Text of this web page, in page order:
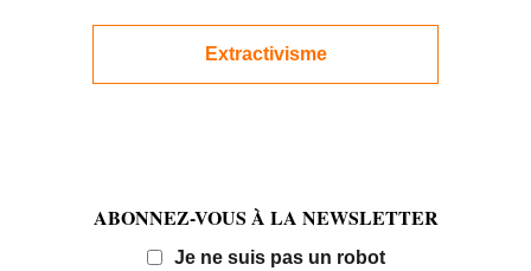
Extractivisme
ABONNEZ-VOUS À LA NEWSLETTER
Je ne suis pas un robotEmail